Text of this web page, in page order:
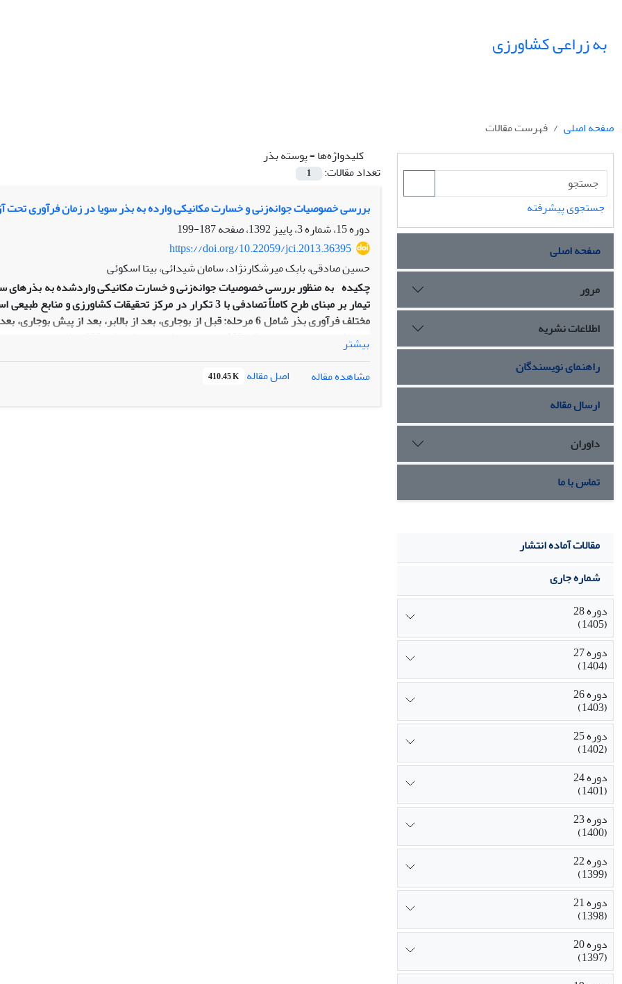
به زراعی کشاورزی
صفحه اصلی
فهرست مقالات
کلیدواژه‌ها =پوسته بذر
تعداد مقالات:
1
بررسی خصوصیات جوانه‌زنی و خسارت مکانیکی وارده به بذر سویا در زمان فرآوری تحت
دوره 15، شماره 3، پاییز 1392، صفحه
187-199
https://doi.org/10.22059/jci.2013.36395
حسین صادقی، بابک میرشکارنژاد، سامان شیدائی، بیتا اسکوئی
چکیده
پوستة ترک‌خورده (55/13 درصد) در مرحلة بعد از بالابر ایجاد شد.
بیشتر
مشاهده مقاله
اصل مقاله 410.45 K
جستجوی پیشرفته
صفحه اصلی
مرور
اطلاعات نشریه
راهنمای نویسندگان
ارسال مقاله
داوران
تماس با ما
مقالات آماده انتشار
شماره جاری
دوره 28
(1405)
دوره 27
(1404)
دوره 26
(1403)
دوره 25
(1402)
دوره 24
(1401)
دوره 23
(1400)
دوره 22
(1399)
دوره 21
(1398)
دوره 20
(1397)